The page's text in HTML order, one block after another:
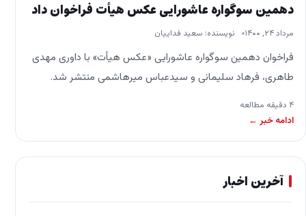
دهمین سوگواره عاشورایی عکس هیأت فراخوان داد
مرداد ۲۴, ۱۴۰۰ نویسنده: سعید فداییان
فراخوان دهمین سوگواره عاشورایی «عکس هیأت» با داوری مهدی
طاهری، فرهاد سلیمانی و سیدعباس میرهاشمی منتشر شد.
فراخوان دهمین سوگواره عاشورایی «عکس هیأت» با داوری مهدی
طاهری، فرهاد…
۴ دقیقه مطالعه
ادامه خبر ←
آخرین اخبار